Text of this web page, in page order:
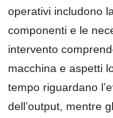
operativi includono
componenti e le
intervento
macchina e aspetti
tempo riguardano
dell’output, mentre